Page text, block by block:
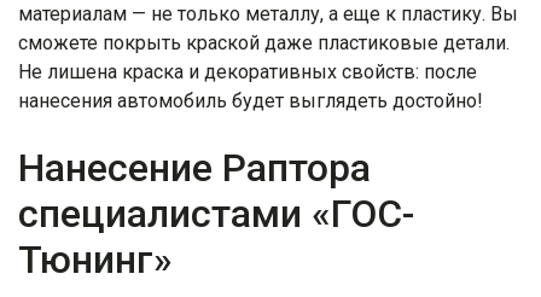
материалам — не только металлу, а еще к пластику. Вы
сможете покрыть краской даже пластиковые детали.
Не лишена краска и декоративных свойств: после
нанесения автомобиль будет выглядеть достойно!
Нанесение Раптора
специалистами «ГОС-
Тюнинг»